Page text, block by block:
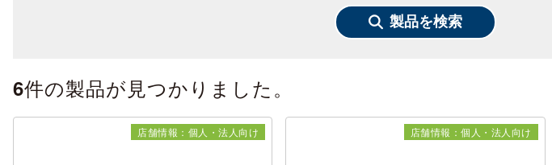
製品を検索
6件の製品が見つかりました。
店舗情報：個人・法人向け 店舗情報：個人・法人向け